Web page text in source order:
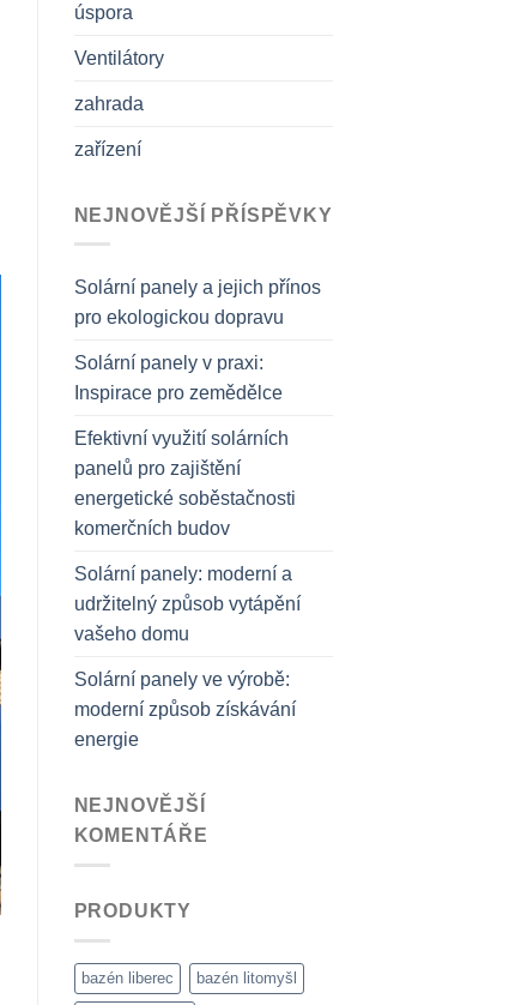
úspora
Ventilátory
zahrada
zařízení
NEJNOVĚJŠÍ PŘÍSPĚVKY
Solární panely a jejich přínos
pro ekologickou dopravu
Solární panely v praxi:
Inspirace pro zemědělce
Efektivní využití solárních
panelů pro zajištění
energetické soběstačnosti
komerčních budov
Solární panely: moderní a
udržitelný způsob vytápění
vašeho domu
Solární panely ve výrobě:
moderní způsob získávání
energie
NEJNOVĚJŠÍ
KOMENTÁŘE
PRODUKTY
bazén liberec bazén litomyšl